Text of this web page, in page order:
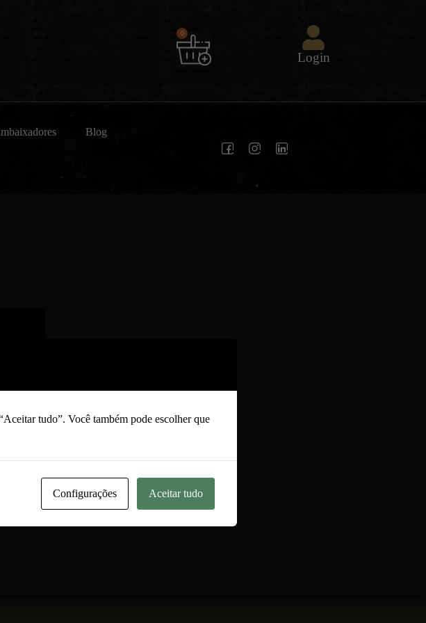
0
Login
Blog
tudo”. Você também pode escolher que
Configurações Aceitar tudo